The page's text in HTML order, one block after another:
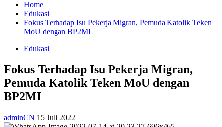
Home
Edukasi
Fokus Terhadap Isu Pekerja Migran, Pemuda Katolik Teken
MoU dengan BP2MI
Edukasi
Fokus Terhadap Isu Pekerja Migran,
Pemuda Katolik Teken MoU dengan
BP2MI
adminCN 15 Juli 2022